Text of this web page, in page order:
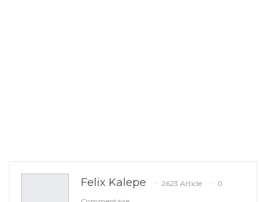
Felix Kalepe 2623 Article
0